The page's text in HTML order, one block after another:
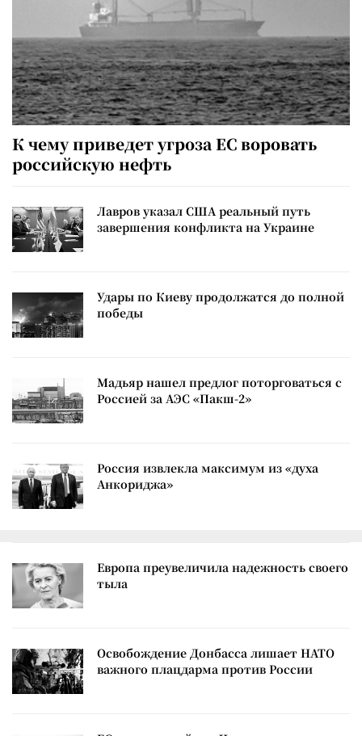
К чему приведет угроза ЕС воровать
российскую нефть
Лавров указал США реальный путь
завершения конфликта на Украине
Удары по Киеву продолжатся до полной
победы
Мадьяр нашел предлог поторговаться с
Россией за АЭС «Пакш-2»
Россия извлекла максимум из «духа
Анкориджа»
Европа преувеличила надежность своего
тыла
Освобождение Донбасса лишает НАТО
важного плацдарма против России